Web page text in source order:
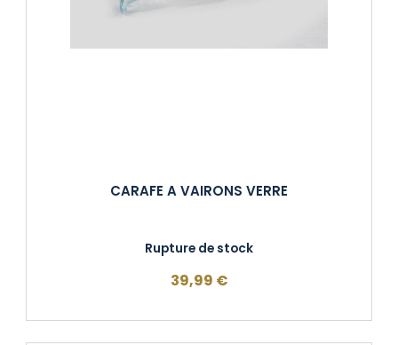
CARAFE A VAIRONS VERRE
Rupture de stock
39,99 €